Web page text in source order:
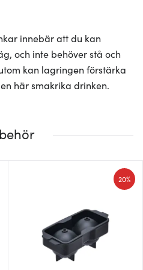
innebär att du kan
och inte behöver stå och
kan lagringen förstärka
här smakrika drinken.
20%